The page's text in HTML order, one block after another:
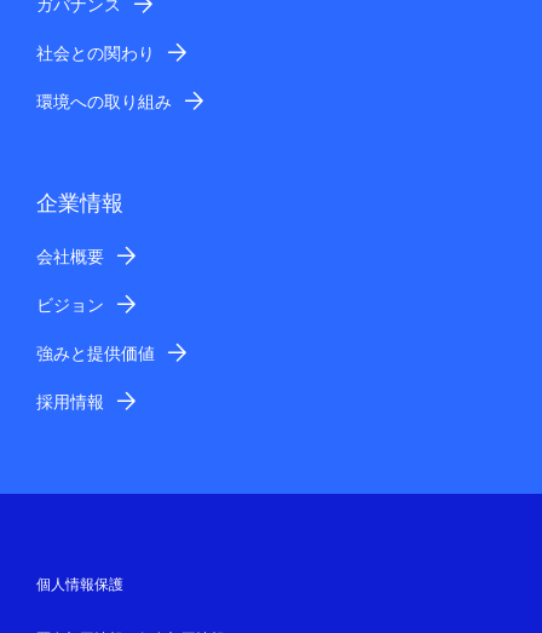
社会との関わり
環境への取り組み
企業情報
会社概要
ビジョン
強みと提供価値
採用情報
個人情報保護